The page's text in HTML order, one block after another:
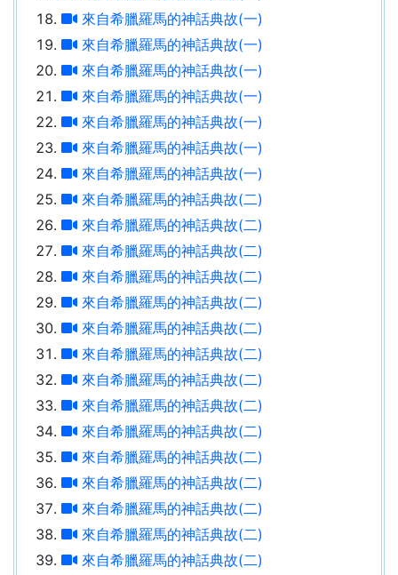
來自希臘羅馬的神話典故(一)
來自希臘羅馬的神話典故(一)
來自希臘羅馬的神話典故(一)
來自希臘羅馬的神話典故(一)
來自希臘羅馬的神話典故(一)
來自希臘羅馬的神話典故(一)
來自希臘羅馬的神話典故(一)
來自希臘羅馬的神話典故(二)
來自希臘羅馬的神話典故(二)
來自希臘羅馬的神話典故(二)
來自希臘羅馬的神話典故(二)
來自希臘羅馬的神話典故(二)
來自希臘羅馬的神話典故(二)
來自希臘羅馬的神話典故(二)
來自希臘羅馬的神話典故(二)
來自希臘羅馬的神話典故(二)
來自希臘羅馬的神話典故(二)
來自希臘羅馬的神話典故(二)
來自希臘羅馬的神話典故(二)
來自希臘羅馬的神話典故(二)
來自希臘羅馬的神話典故(二)
來自希臘羅馬的神話典故(二)